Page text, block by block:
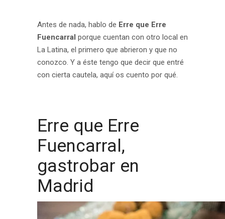
Antes de nada, hablo de Erre que Erre
Fuencarral porque cuentan con otro local en
La Latina, el primero que abrieron y que no
conozco. Y a éste tengo que decir que entré
con cierta cautela, aquí os cuento por qué.
Erre que Erre
Fuencarral,
gastrobar en
Madrid